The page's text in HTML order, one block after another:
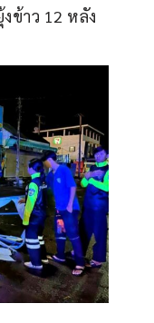
ข้าว 12 หลัง